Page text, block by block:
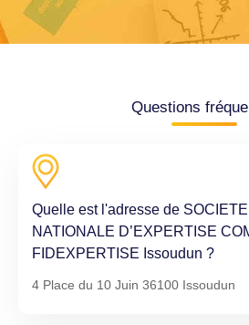
Questions
Quelle est l'adresse de
NATIONALE D’EXPERTISE
FIDEXPERTISE Issoudun ?
4 Place du 10 Juin 36100 Issoudun